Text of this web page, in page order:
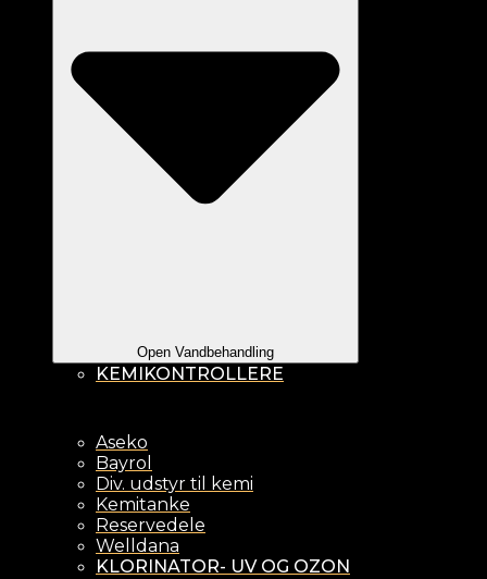
Open Vandbehandling
KEMIKONTROLLERE
Aseko
Bayrol
Div. udstyr til kemi
Kemitanke
Reservedele
Welldana
KLORINATOR- UV OG OZON